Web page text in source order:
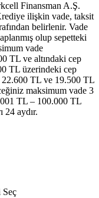
Finansman A.Ş.
ilişkin vade, taksit
belirlenir. Vade
olup sepetteki
vade
TL ve altındaki cep
TL üzerindeki cep
22.600 TL ve 19.500 TL
maksimum vade 3
TL – 100.000 TL
24 aydır.
Seç